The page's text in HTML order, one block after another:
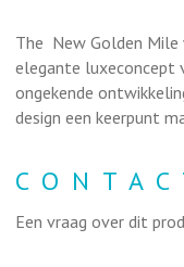
The New Golden
elegante luxeconcept
ongekende
design een keerpunt
Een vraag over dit